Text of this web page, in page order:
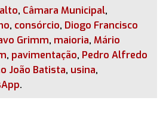
, Câmara Municipal,
, consórcio, Diogo Francisco
Grimm, maioria, Mário
, pavimentação, Pedro Alfredo
João Batista, usina,
.